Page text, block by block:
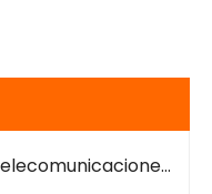
Monitoreo de baterías de telecomunicaciones: alarmas remotas, menor OPEX, energía de respaldo más segura